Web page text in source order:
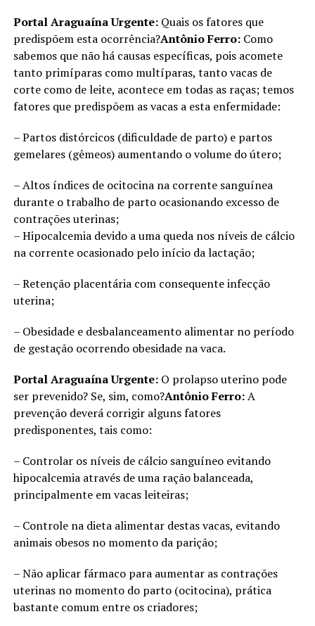
Portal Araguaína Urgente:Quais os fatores que
predispõem esta ocorrência?Antônio Ferro:Como
sabemos que não há causas específicas, pois acomete
tanto primíparas como multíparas, tanto vacas de
corte como de leite, acontece em todas as raças; temos
fatores que predispõem as vacas a esta enfermidade:
– Partos distórcicos (dificuldade de parto) e partos
gemelares (gêmeos) aumentando o volume do útero;
– Altos índices de ocitocina na corrente sanguínea
durante o trabalho de parto ocasionando excesso de
contrações uterinas;
– Hipocalcemia devido a uma queda nos níveis de cálcio
na corrente ocasionado pelo início da lactação;
– Retenção placentária com consequente infecção
uterina;
– Obesidade e desbalanceamento alimentar no período
de gestação ocorrendo obesidade na vaca.
Portal Araguaína Urgente:O prolapso uterino pode
ser prevenido? Se, sim, como?Antônio Ferro:A
prevenção deverá corrigir alguns fatores
predisponentes, tais como:
– Controlar os níveis de cálcio sanguíneo evitando
hipocalcemia através de uma ração balanceada,
principalmente em vacas leiteiras;
– Controle na dieta alimentar destas vacas, evitando
animais obesos no momento da parição;
– Não aplicar fármaco para aumentar as contrações
uterinas no momento do parto (ocitocina), prática
bastante comum entre os criadores;